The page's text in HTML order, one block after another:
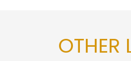
OTHER